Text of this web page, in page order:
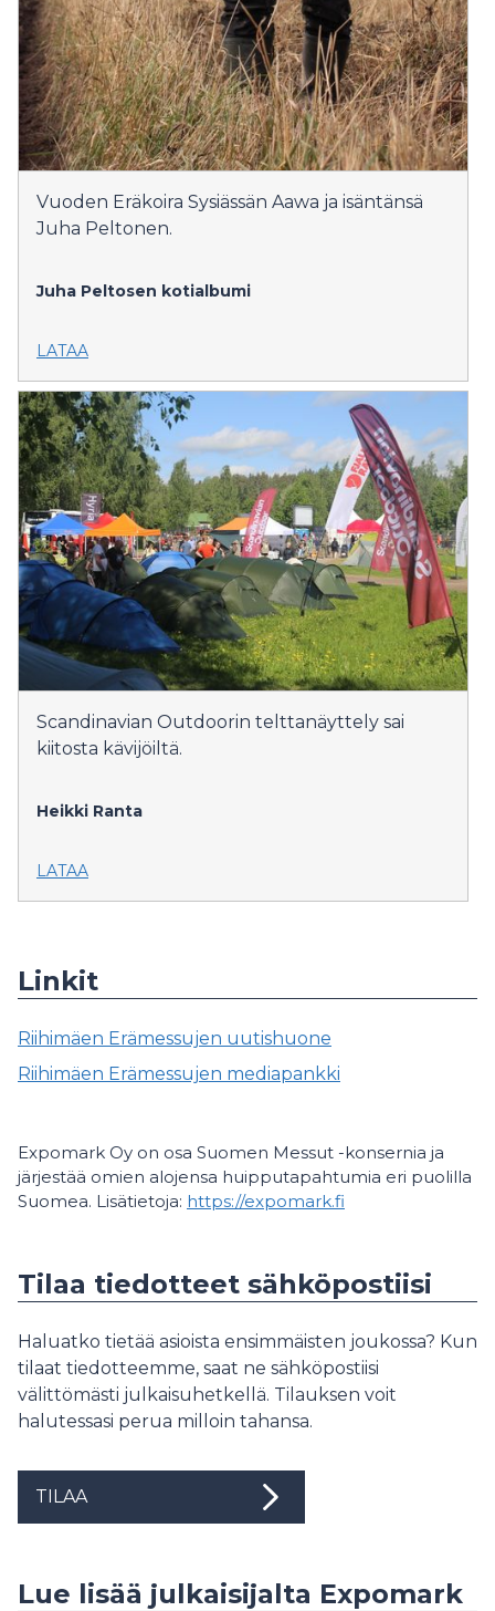
Vuoden Eräkoira Sysiässän Aawa ja isäntänsä
Juha Peltonen.
Juha Peltosen kotialbumi
LATAA
Scandinavian Outdoorin telttanäyttely sai
kiitosta kävijöiltä.
Heikki Ranta
LATAA
Linkit
Riihimäen Erämessujen uutishuone
Riihimäen Erämessujen mediapankki
Expomark Oy on osa Suomen Messut -konsernia ja
järjestää omien alojensa huipputapahtumia eri puolilla
Suomea. Lisätietoja: https://expomark.fi
Tilaa tiedotteet sähköpostiisi
Haluatko tietää asioista ensimmäisten joukossa? Kun
tilaat tiedotteemme, saat ne sähköpostiisi
välittömästi julkaisuhetkellä. Tilauksen voit
halutessasi perua milloin tahansa.
TILAA
Lue lisää julkaisijalta Expomark